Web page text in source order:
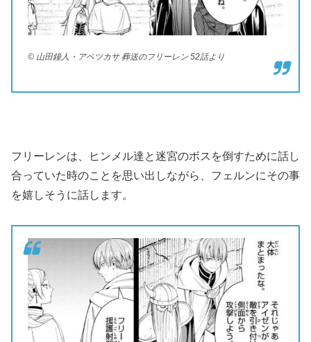
© 山田鐘人・アベツカサ 葬送のフリーレン 52話より
フリーレンは、ヒンメル達と迷宮のボスを倒すために話し
合っていた時のことを思い出しながら、フェルンにその事
を嬉しそうに話します。